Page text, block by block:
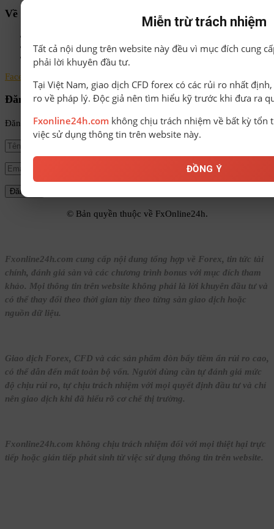
Về chúng tôi
Điều khoản & Điều kiện
Liên hệ
Facebook
Đăng ký nhận tin
Đăng ký để nhận tin tức mới nhất từ FxOnline24h!
© Bản quyền thuộc về FxOnline24h.
Fxonline24h.com cung cấp nội dung tổng hợp về Forex, tin tức tài
chính, đánh giá sàn và các chương trình bonus với mục đích tham
khảo. Mọi thông tin trên website không phải là lời khuyên đầu tư và
có thể thay đổi theo thời gian tùy theo từng sàn giao dịch hoặc
nguồn dữ liệu.
Giao dịch Forex, CFD và các sản phẩm đòn bẩy tiềm ẩn rủi ro cao,
có thể dẫn đến mất toàn bộ vốn. Người dùng cần tự đánh giá mức
độ chịu rủi ro, tự chịu trách nhiệm với mọi quyết định đầu tư và chỉ
nên giao dịch khi đã hiểu rõ cơ chế thị trường.
Fxonline24h.com không chịu trách nhiệm đối với mọi thiệt hại trực
tiếp hoặc gián tiếp phát sinh từ việc sử dụng thông tin trên website.
Miễn trừ trách nhiệm
Tất cả nội dung trên website này đều vì mục đích cung
phải lời khuyên đầu tư.
Tại Việt Nam, giao dịch CFD forex có các rủi ro nhất
ro về pháp lý. Độc giả nên tìm hiểu kỹ trước khi đưa ra
Fxonline24h.com không chịu trách nhiệm về bất kỳ tổn
việc sử dụng thông tin trên website này.
ĐỒNG Ý